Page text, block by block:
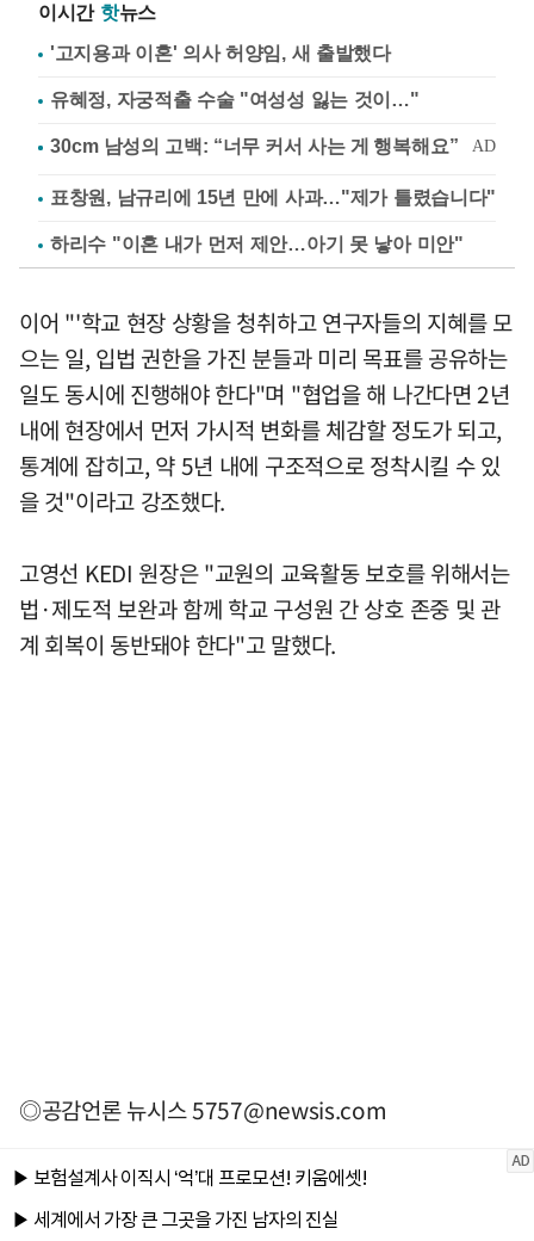
이시간 핫뉴스
'고지용과 이혼' 의사 허양임, 새 출발했다
유혜정, 자궁적출 수술 "여성성 잃는 것이…"
표창원, 남규리에 15년 만에 사과…"제가 틀렸습니다"
하리수 "이혼 내가 먼저 제안…아기 못 낳아 미안"
이어 "'학교 현장 상황을 청취하고 연구자들의 지혜를 모
으는 일, 입법 권한을 가진 분들과 미리 목표를 공유하는
일도 동시에 진행해야 한다"며 "협업을 해 나간다면 2년
내에 현장에서 먼저 가시적 변화를 체감할 정도가 되고,
통계에 잡히고, 약 5년 내에 구조적으로 정착시킬 수 있
을 것"이라고 강조했다.
고영선 KEDI 원장은 "교원의 교육활동 보호를 위해서는
법·제도적 보완과 함께 학교 구성원 간 상호 존중 및 관
계 회복이 동반돼야 한다"고 말했다.
◎공감언론 뉴시스5757@newsis.com